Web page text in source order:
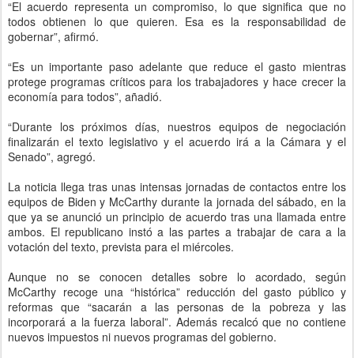
“El acuerdo representa un compromiso, lo que significa que no
todos obtienen lo que quieren. Esa es la responsabilidad de
gobernar”, afirmó.
“Es un importante paso adelante que reduce el gasto mientras
protege programas críticos para los trabajadores y hace crecer la
economía para todos”, añadió.
“Durante los próximos días, nuestros equipos de negociación
finalizarán el texto legislativo y el acuerdo irá a la Cámara y el
Senado”, agregó.
La noticia llega tras unas intensas jornadas de contactos entre los
equipos de Biden y McCarthy durante la jornada del sábado, en la
que ya se anunció un principio de acuerdo tras una llamada entre
ambos. El republicano instó a las partes a trabajar de cara a la
votación del texto, prevista para el miércoles.
Aunque no se conocen detalles sobre lo acordado, según
McCarthy recoge una “histórica” reducción del gasto público y
reformas que “sacarán a las personas de la pobreza y las
incorporará a la fuerza laboral”. Además recalcó que no contiene
nuevos impuestos ni nuevos programas del gobierno.